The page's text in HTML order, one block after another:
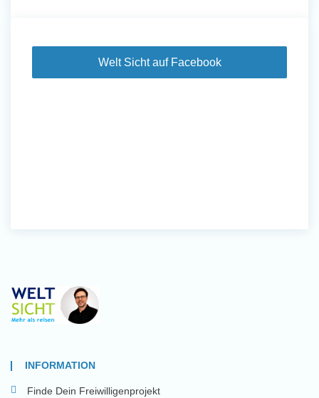
Welt Sicht auf Facebook
INFORMATION
Finde Dein Freiwilligenprojekt